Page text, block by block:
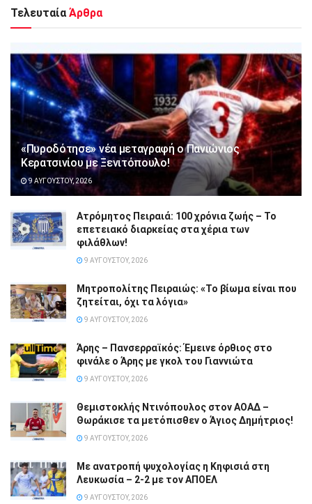
Τελευταία Άρθρα
«Πυροδότησε» νέα μεταγραφή ο Πανιώνιος
Κερατσινίου με Ξενιτόπουλο!
9 ΑΥΓΟΎΣΤΟΥ, 2026
Ατρόμητος Πειραιά: 100 χρόνια ζωής – Το
επετειακό διαρκείας στα χέρια των
φιλάθλων!
9 ΑΥΓΟΎΣΤΟΥ, 2026
Μητροπολίτης Πειραιώς: «Το βίωμα είναι που
ζητείται, όχι τα λόγια»
9 ΑΥΓΟΎΣΤΟΥ, 2026
Άρης – Πανσερραϊκός: Έμεινε όρθιος στο
φινάλε ο Άρης με γκολ του Γιαννιώτα
9 ΑΥΓΟΎΣΤΟΥ, 2026
Θεμιστοκλής Ντινόπουλος στον ΑΟΑΔ –
Θωράκισε τα μετόπισθεν ο Άγιος Δημήτριος!
9 ΑΥΓΟΎΣΤΟΥ, 2026
Με ανατροπή ψυχολογίας η Κηφισιά στη
Λευκωσία – 2-2 με τον ΑΠΟΕΛ
9 ΑΥΓΟΎΣΤΟΥ, 2026